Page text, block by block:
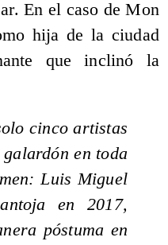
En el caso de Mon
hija de la ciudad
que inclinó la
cinco artistas
en toda
Luis Miguel
en 2017,
póstuma en